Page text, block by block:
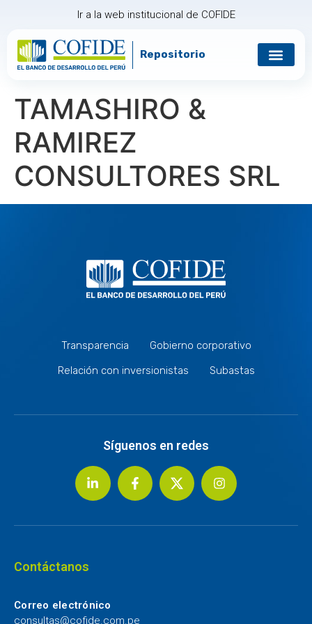
Ir a la web institucional de COFIDE
Repositorio
TAMASHIRO &
RAMIREZ
CONSULTORES SRL
Transparencia
Gobierno corporativo
Relación con inversionistas
Subastas
Síguenos en redes
Contáctanos
Correo electrónico
consultas@cofide.com.pe